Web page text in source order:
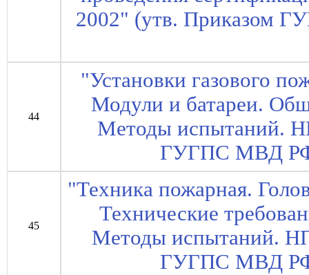
2002" (утв. Приказом
44
"Установки газового
Модули и батареи.
Методы испытаний.
ГУГПС МВД РФ
45
"Техника пожарная.
Технические
Методы испытаний.
ГУГПС МВД РФ